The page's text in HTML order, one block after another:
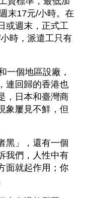
末17元/小時。在
或週末，正式工
時，派遣工只有
一個地區設廠，
連回歸的香港也
，日本和臺灣商
象屢見不鮮，但
黑」，還有一個
我們，人性中有
面就起作用；你